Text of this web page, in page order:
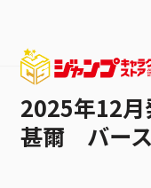
2025年12月
甚爾 バー